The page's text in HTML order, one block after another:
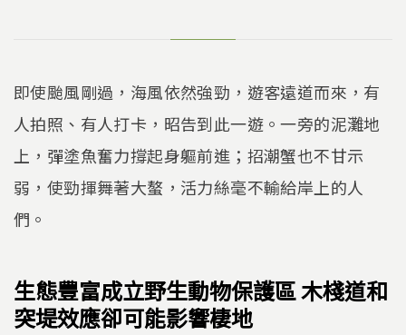
即使颱風剛過，海風依然強勁，遊客遠道而來，有
人拍照、有人打卡，昭告到此一遊。一旁的泥灘地
上，彈塗魚奮力撐起身軀前進；招潮蟹也不甘示
弱，使勁揮舞著大螯，活力絲毫不輸給岸上的人
們。
生態豐富成立野生動物保護區 木棧道和
突堤效應卻可能影響棲地